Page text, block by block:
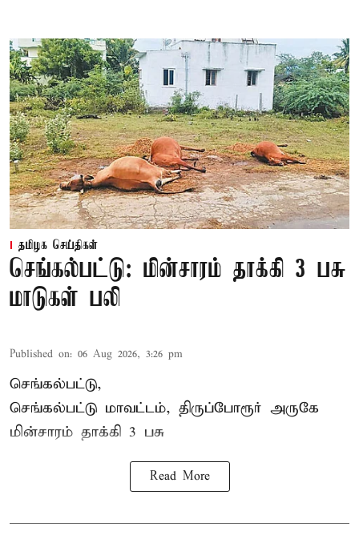
தமிழக செய்திகள்
செங்கல்பட்டு: மின்சாரம் தாக்கி 3 பசு
மாடுகள் பலி
Published on: 06 Aug 2026, 3:26 pm
செங்கல்பட்டு,
செங்கல்பட்டு மாவட்டம், திருப்போரூர் அருகே
மின்சாரம் தாக்கி 3 பசு
Read More